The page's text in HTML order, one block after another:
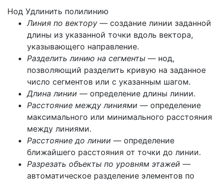
Нод Удлинить полилинию
Линия по вектору — создание линии заданной
длины из указанной точки вдоль вектора,
указывающего направление.
Разделить линию на сегменты — нод,
позволяющий разделить кривую на заданное
число сегментов или с указанным шагом.
Длина линии — определение длины линии.
Расстояние между линиями — определение
максимального или минимального расстояния
между линиями.
Расстояние до линии — определение
ближайшего расстояния от точки до линии.
Разрезать объекты по уровням этажей —
автоматическое разделение элементов по